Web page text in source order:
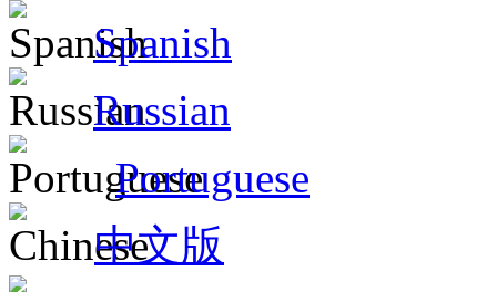
Spanish
Russian
Portuguese
中文版